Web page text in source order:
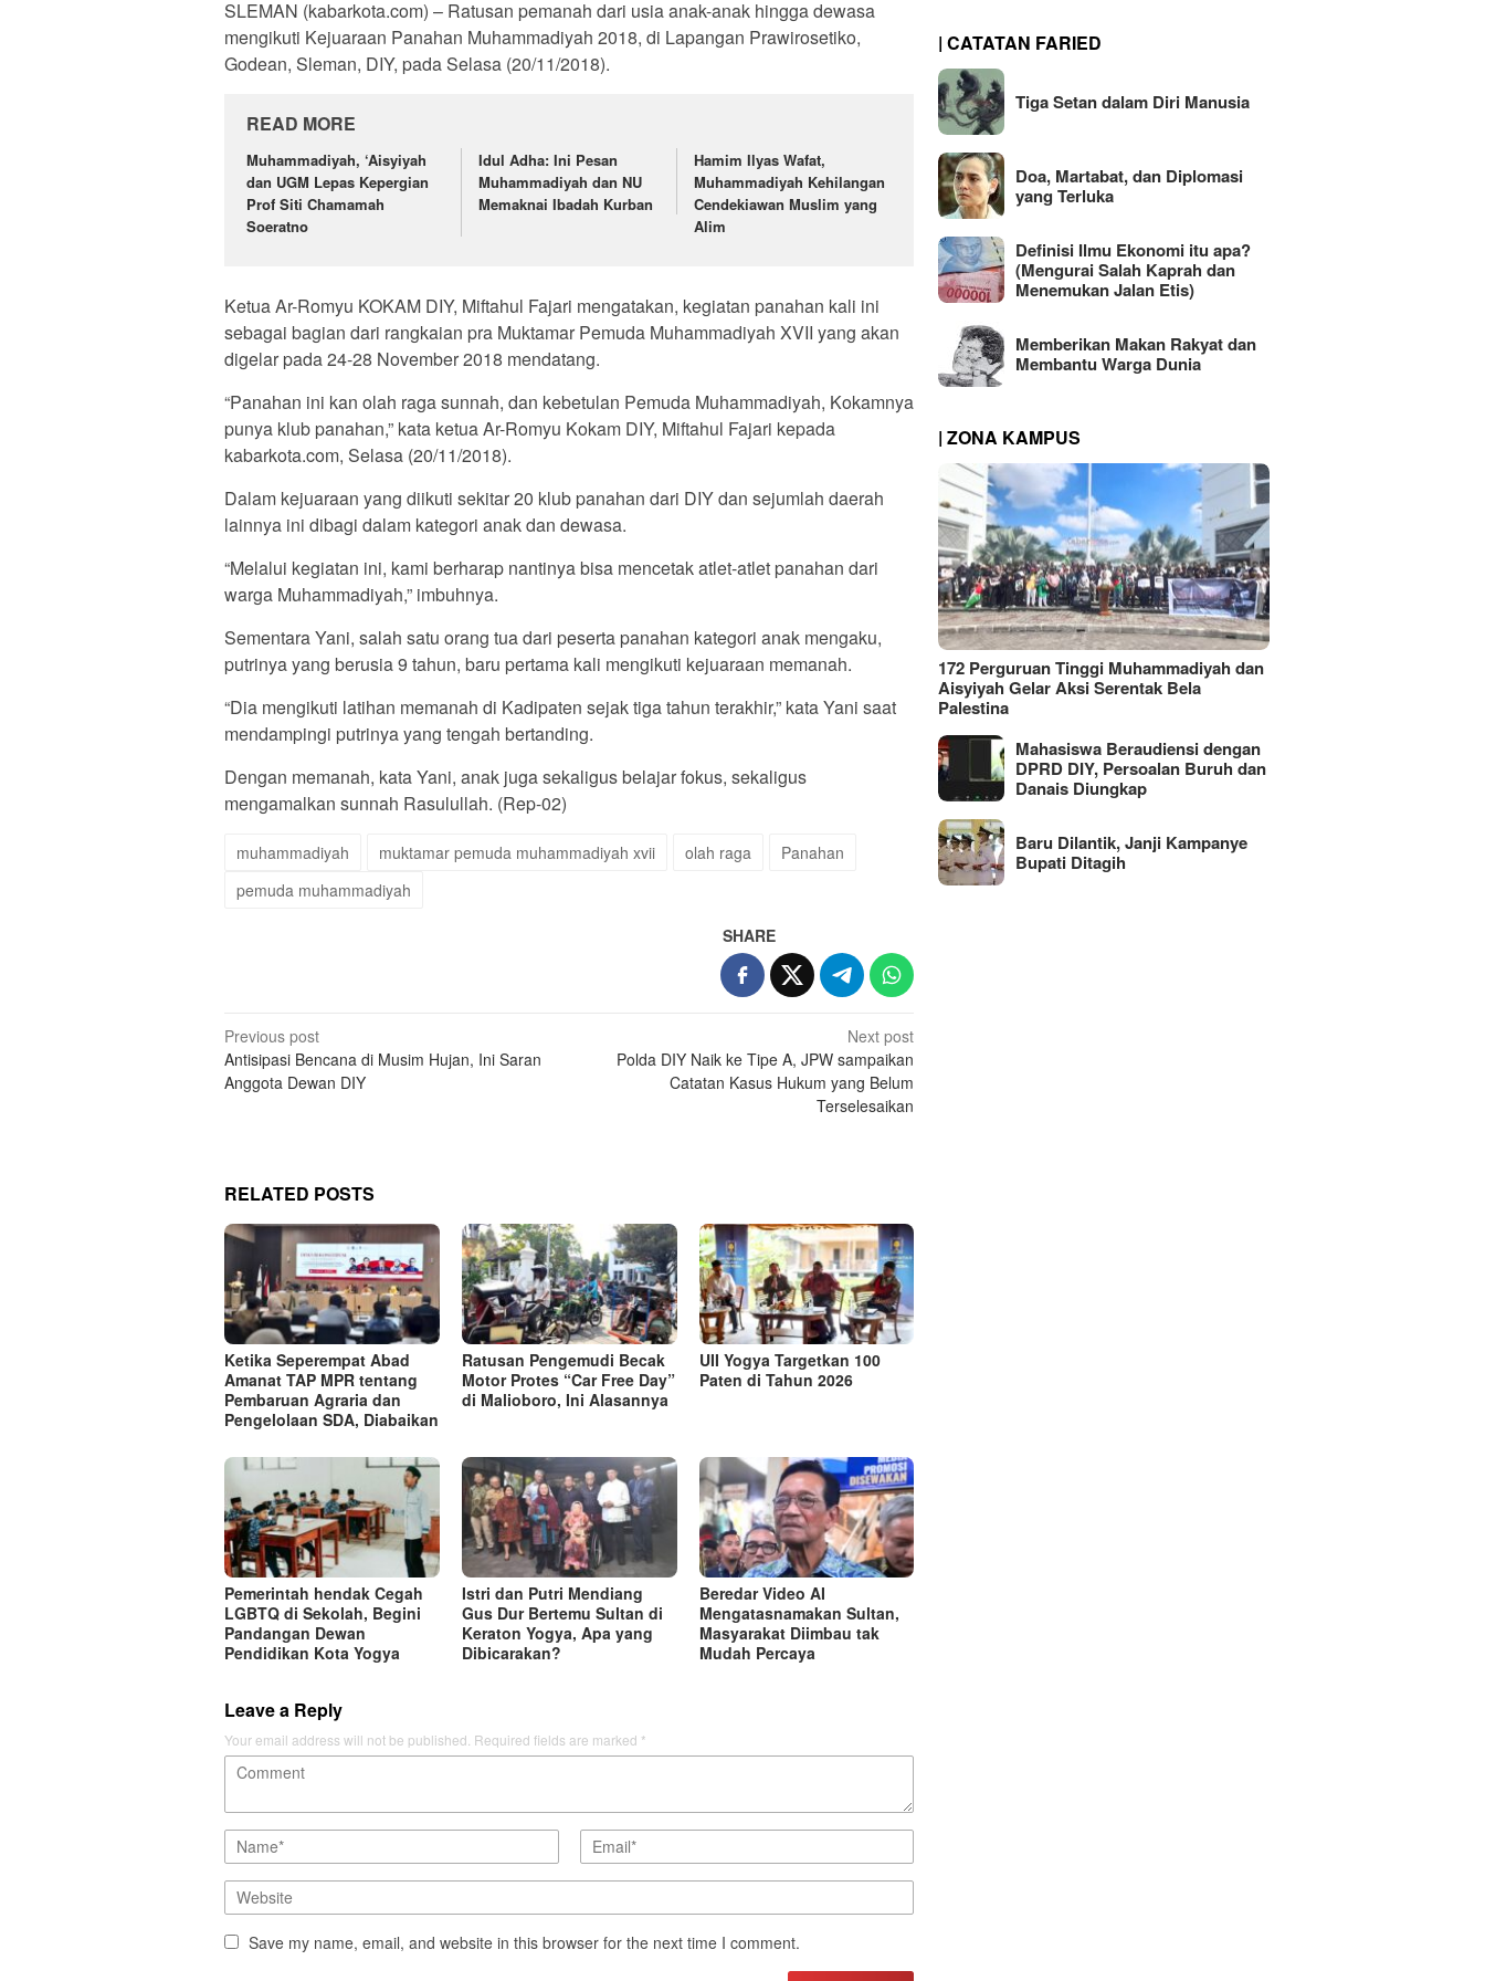
SLEMAN (kabarkota.com) – Ratusan pemanah dari usia anak-anak hingga dewasa
mengikuti Kejuaraan Panahan Muhammadiyah 2018, di Lapangan Prawirosetiko,
Godean, Sleman, DIY, pada Selasa (20/11/2018).
READ MORE
Muhammadiyah, ‘Aisyiyah
dan UGM Lepas Kepergian
Prof Siti Chamamah
Soeratno
Idul Adha: Ini Pesan
Muhammadiyah dan NU
Memaknai Ibadah Kurban
Hamim Ilyas Wafat,
Muhammadiyah Kehilangan
Cendekiawan Muslim yang
Alim
Ketua Ar-Romyu KOKAM DIY, Miftahul Fajari mengatakan, kegiatan panahan kali ini
sebagai bagian dari rangkaian pra Muktamar Pemuda Muhammadiyah XVII yang akan
digelar pada 24-28 November 2018 mendatang.
“Panahan ini kan olah raga sunnah, dan kebetulan Pemuda Muhammadiyah, Kokamnya
punya klub panahan,” kata ketua Ar-Romyu Kokam DIY, Miftahul Fajari kepada
kabarkota.com, Selasa (20/11/2018).
Dalam kejuaraan yang diikuti sekitar 20 klub panahan dari DIY dan sejumlah daerah
lainnya ini dibagi dalam kategori anak dan dewasa.
“Melalui kegiatan ini, kami berharap nantinya bisa mencetak atlet-atlet panahan dari
warga Muhammadiyah,” imbuhnya.
Sementara Yani, salah satu orang tua dari peserta panahan kategori anak mengaku,
putrinya yang berusia 9 tahun, baru pertama kali mengikuti kejuaraan memanah.
“Dia mengikuti latihan memanah di Kadipaten sejak tiga tahun terakhir,” kata Yani saat
mendampingi putrinya yang tengah bertanding.
Dengan memanah, kata Yani, anak juga sekaligus belajar fokus, sekaligus
mengamalkan sunnah Rasulullah. (Rep-02)
muhammadiyah muktamar pemuda muhammadiyah xvii olah raga
Panahan
pemuda muhammadiyah
SHARE
Post
navigation
Previous post
Antisipasi Bencana di Musim Hujan, Ini Saran
Anggota Dewan DIY
Next post
Polda DIY Naik ke Tipe A, JPW sampaikan
Catatan Kasus Hukum yang Belum
Terselesaikan
RELATED POSTS
Ketika Seperempat Abad
Amanat TAP MPR tentang
Pembaruan Agraria dan
Pengelolaan SDA, Diabaikan
Ratusan Pengemudi Becak
Motor Protes “Car Free Day”
di Malioboro, Ini Alasannya
UII Yogya Targetkan 100
Paten di Tahun 2026
Pemerintah hendak Cegah
LGBTQ di Sekolah, Begini
Pandangan Dewan
Pendidikan Kota Yogya
Istri dan Putri Mendiang
Gus Dur Bertemu Sultan di
Keraton Yogya, Apa yang
Dibicarakan?
Beredar Video AI
Mengatasnamakan Sultan,
Masyarakat Diimbau tak
Mudah Percaya
Leave a Reply
Your email address will not be published. Required fields are marked *
Save my name, email, and website in this browser for the next time I comment.
| CATATAN FARIED
Tiga Setan dalam Diri Manusia
Doa, Martabat, dan Diplomasi
yang Terluka
Definisi Ilmu Ekonomi itu apa?
(Mengurai Salah Kaprah dan
Menemukan Jalan Etis)
Memberikan Makan Rakyat dan
Membantu Warga Dunia
| ZONA KAMPUS
172 Perguruan Tinggi Muhammadiyah dan
Aisyiyah Gelar Aksi Serentak Bela
Palestina
Mahasiswa Beraudiensi dengan
DPRD DIY, Persoalan Buruh dan
Danais Diungkap
Baru Dilantik, Janji Kampanye
Bupati Ditagih